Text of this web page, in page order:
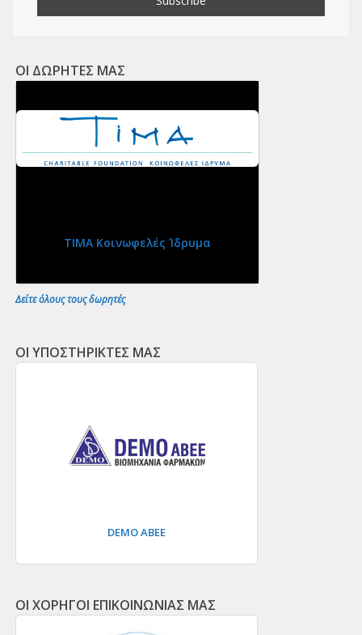
ΟΙ ΔΩΡΗΤΕΣ ΜΑΣ
ΤΙΜΑ Κοινωφελές Ίδρυμα
Δείτε όλους τους δωρητές
ΟΙ ΥΠΟΣΤΗΡΙΚΤΕΣ ΜΑΣ
DEMO ΑΒΕΕ
ΟΙ ΧΟΡΗΓΟΙ ΕΠΙΚΟΙΝΩΝΙΑΣ ΜΑΣ